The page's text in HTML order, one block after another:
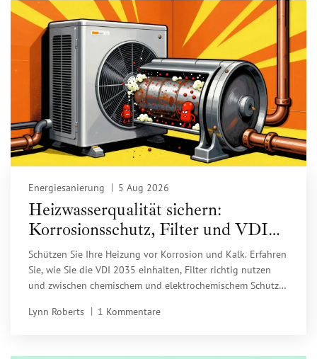
Energiesanierung 5 Aug 2026
Heizwasserqualität sichern:
Korrosionsschutz, Filter und VDI
2035 im Check
Schützen Sie Ihre Heizung vor Korrosion und Kalk. Erfahren
Sie, wie Sie die VDI 2035 einhalten, Filter richtig nutzen
und zwischen chemischem und elektrochemischem Schutz
Lynn Roberts
1 Kommentare